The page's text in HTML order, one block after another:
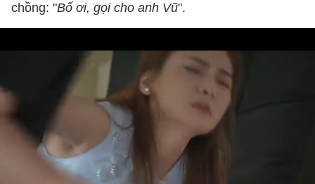
chồng: "Bố ơi, gọi cho anh Vũ".